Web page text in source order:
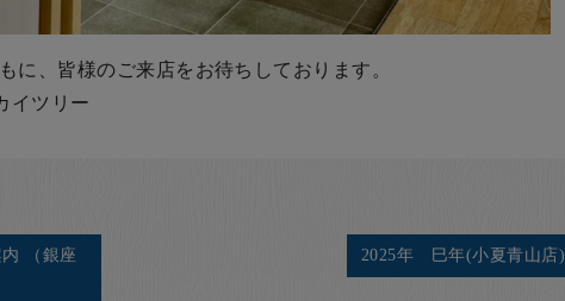
に、皆様のご来店をお待ちしております。
イツリー
（銀座
2025年 巳年(小夏青山店)